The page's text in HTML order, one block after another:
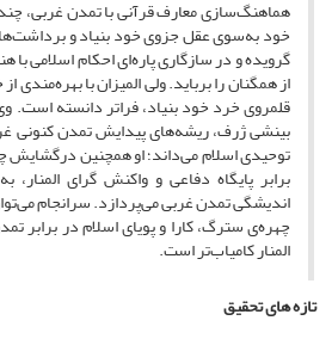
هماهنگ‌سازی معارف قرآنی با تمدن غربی،
خود به‌سوی عقل جزوی خود بنیاد و
گرویده و در سازگاری پاره‌ای احکام اسلامی
از همگنان را برباید. ولی المیزان با بهره‌مندی
قلمروی خرد خود بنیاد، فراتر دانسته است.
بینشی ژرف، ریشه‌‌های پیدایش تمدن کنونی
توحیدی اسلام می‌داند؛ او همچنین درگشایش
برابر پایگاه دفاعی و واکنش گرای المنار،
اندیشگی تمدن غربی می‌پردازد. سرانجام
چهره‌ی سترگ، کارا و پویای اسلام در برابر
المنار کامیاب‌تر است.
تازه های تحقیق